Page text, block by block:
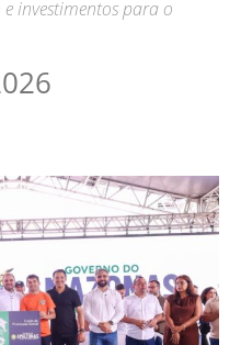
investimentos para o